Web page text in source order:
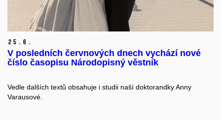
25. 6.
V posledních červnových dnech vychází nové
číslo časopisu Národopisný věstník
Vedle dalších textů obsahuje i studii naší doktorandky Anny
Varausové.